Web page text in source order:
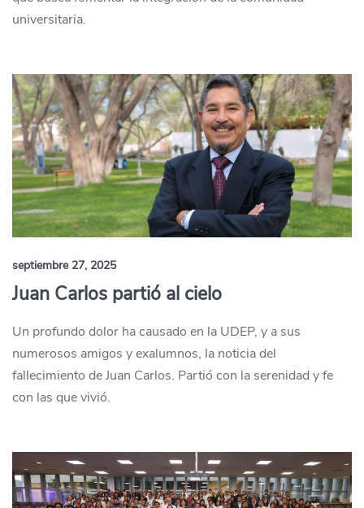
universitaria.
septiembre 27, 2025
Juan Carlos partió al cielo
Un profundo dolor ha causado en la UDEP, y a sus
numerosos amigos y exalumnos, la noticia del
fallecimiento de Juan Carlos. Partió con la serenidad y fe
con las que vivió.